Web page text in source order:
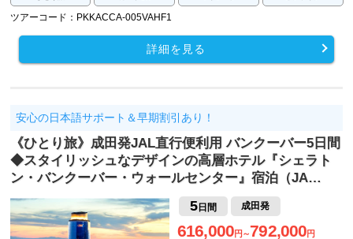
ツアーコード：PKKACCA-005VAHF1
詳細を見る
安心の日本語サポート＆早期割引あり！
《ひとり旅》成田発JAL直行便利用 バンクーバー5日間
◆スタイリッシュなデザインの高層ホテル『シェラト
ン・バンクーバー・ウォールセンター』宿泊（JA…
5日間 成田発
616,000円～792,000円